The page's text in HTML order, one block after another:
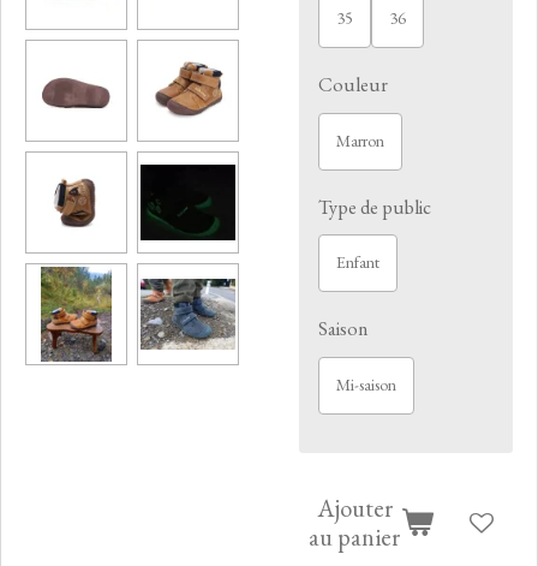
35 36
Couleur
Marron
Type de public
Enfant
Saison
Mi-saison
Ajouter
au panier